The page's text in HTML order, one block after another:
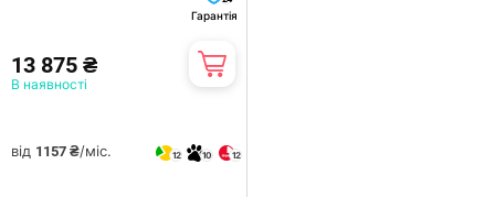
Гарантія
13 875 ₴
В наявності
від 1157 ₴/міс. 12 10 12